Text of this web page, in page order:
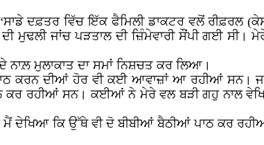
ਦਫ਼ਤਰ ਵਿੱਚ ਇੱਕ ਫੈਮਿਲੀ ਡਾਕਟਰ ਵਲੋਂ ਰੀਫ਼ਰਲ
ਮੁਢਲੀ ਜਾਂਚ ਪੜਤਾਲ ਦੀ ਜ਼ਿੰਮੇਵਾਰੀ ਸੌਂਪੀ ਗਈ ਸੀ।
ਮੁਲਾਕਾਤ ਦਾ ਸਮਾਂ ਨਿਸ਼ਚਤ ਕਰ ਲਿਆ।
ਕਰਨ ਦੀਆਂ ਹੋਰ ਵੀ ਕਈ ਆਵਾਜ਼ਾਂ ਆ ਰਹੀਆਂ ਸਨ।
ਕਰ ਰਹੀਆਂ ਸਨ। ਕਈਆਂ ਨੇ ਮੇਰੇ ਵਲ ਬੜੀ ਗਹੁ ਨਾਲ
ਮੈਂ ਦੇਖਿਆ ਕਿ ਉੱਥੇ ਵੀ ਦੋ ਬੀਬੀਆਂ ਬੈਠੀਆਂ ਪਾਠ ਕਰ